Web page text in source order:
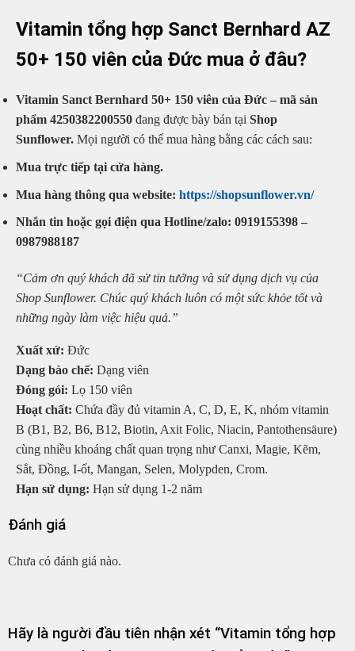
Vitamin tổng hợp Sanct Bernhard AZ
50+ 150 viên của Đức mua ở đâu?
Vitamin Sanct Bernhard 50+ 150 viên của Đức – mã sản
phẩm 4250382200550 đang được bày bán tại Shop
Sunflower. Mọi người có thể mua hàng bằng các cách sau:
Mua trực tiếp tại cửa hàng.
Mua hàng thông qua website: https://shopsunflower.vn/
Nhắn tin hoặc gọi điện qua Hotline/zalo: 0919155398 –
0987988187
“Cảm ơn quý khách đã sử tin tưởng và sử dụng dịch vụ của
Shop Sunflower. Chúc quý khách luôn có một sức khỏe tốt và
những ngày làm việc hiệu quả.”
Xuất xứ: Đức
Dạng bào chế: Dạng viên
Đóng gói: Lọ 150 viên
Hoạt chất: Chứa đầy đủ vitamin A, C, D, E, K, nhóm vitamin
B (B1, B2, B6, B12, Biotin, Axit Folic, Niacin, Pantothensäure)
cùng nhiều khoáng chất quan trọng như Canxi, Magie, Kẽm,
Sắt, Đồng, I-ốt, Mangan, Selen, Molypden, Crom.
Hạn sử dụng: Hạn sử dụng 1-2 năm
Đánh giá
Chưa có đánh giá nào.
Hãy là người đầu tiên nhận xét “Vitamin tổng hợp